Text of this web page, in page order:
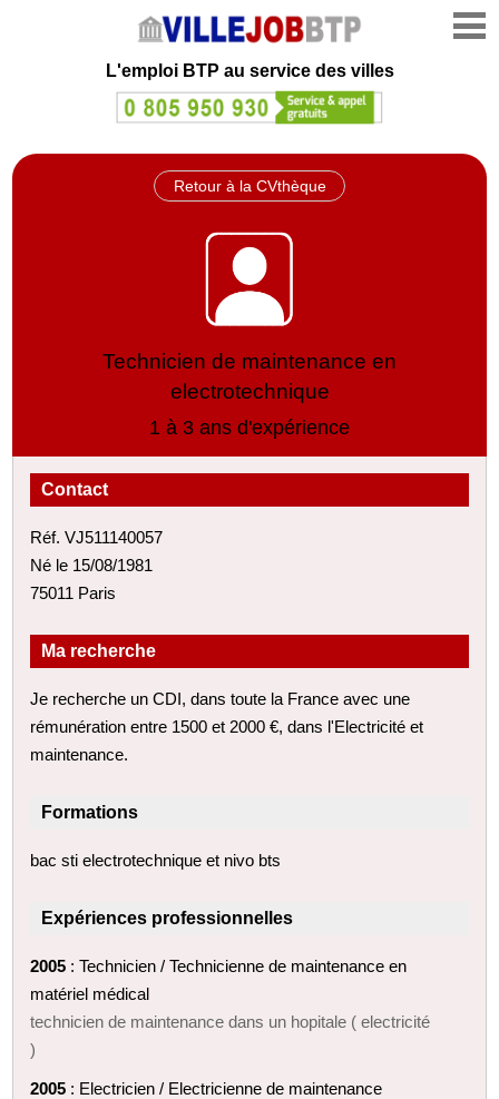
L'emploi BTP au service des villes
Retour à la CVthèque
Technicien de maintenance en
electrotechnique
1 à 3 ans d'expérience
Contact
Réf. VJ511140057
Né le 15/08/1981
75011 Paris
Ma recherche
Je recherche un CDI, dans toute la France avec une
rémunération entre 1500 et 2000 €, dans l'Electricité et
maintenance.
Formations
bac sti electrotechnique et nivo bts
Expériences professionnelles
2005 : Technicien / Technicienne de maintenance en
matériel médical
technicien de maintenance dans un hopitale ( electricité
)
2005 : Electricien / Electricienne de maintenance